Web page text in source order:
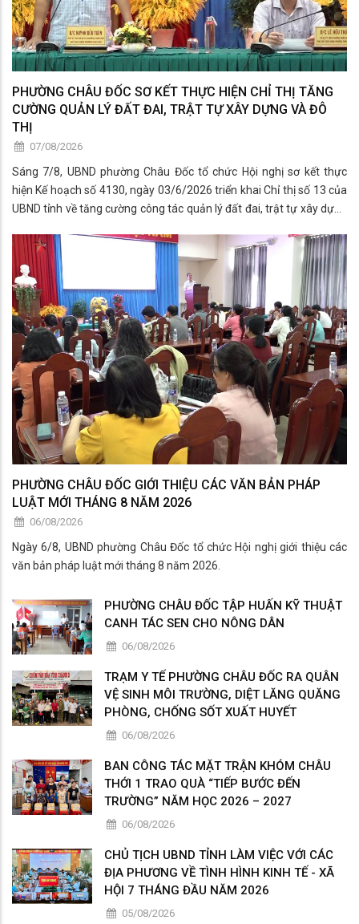
PHƯỜNG CHÂU ĐỐC SƠ KẾT THỰC HIỆN CHỈ THỊ TĂNG
CƯỜNG QUẢN LÝ ĐẤT ĐAI, TRẬT TỰ XÂY DỰNG VÀ ĐÔ
THỊ
07/08/2026
Sáng 7/8, UBND phường Châu Đốc tổ chức Hội nghị sơ kết thực
hiện Kế hoạch số 4130, ngày 03/6/2026 triển khai Chỉ thị số 13 của
UBND tỉnh về tăng cường công tác quản lý đất đai, trật tự xây dựng
PHƯỜNG CHÂU ĐỐC GIỚI THIỆU CÁC VĂN BẢN PHÁP
LUẬT MỚI THÁNG 8 NĂM 2026
06/08/2026
Ngày 6/8, UBND phường Châu Đốc tổ chức Hội nghị giới thiệu các
văn bản pháp luật mới tháng 8 năm 2026.
PHƯỜNG CHÂU ĐỐC TẬP HUẤN KỸ THUẬT
CANH TÁC SEN CHO NÔNG DÂN
06/08/2026
TRẠM Y TẾ PHƯỜNG CHÂU ĐỐC RA QUÂN
VỆ SINH MÔI TRƯỜNG, DIỆT LĂNG QUĂNG
PHÒNG, CHỐNG SỐT XUẤT HUYẾT
06/08/2026
BAN CÔNG TÁC MẶT TRẬN KHÓM CHÂU
THỚI 1 TRAO QUÀ “TIẾP BƯỚC ĐẾN
TRƯỜNG” NĂM HỌC 2026 – 2027
06/08/2026
CHỦ TỊCH UBND TỈNH LÀM VIỆC VỚI CÁC
ĐỊA PHƯƠNG VỀ TÌNH HÌNH KINH TẾ - XÃ
HỘI 7 THÁNG ĐẦU NĂM 2026
05/08/2026